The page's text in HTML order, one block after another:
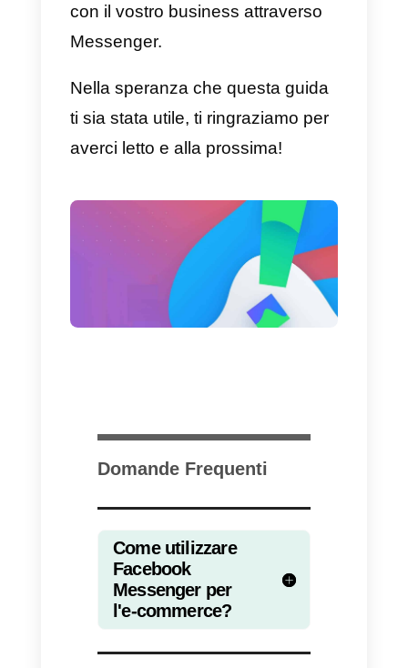
Consiglio: in base a diversi studi
di settore, l’opzione che nel
sembra performare meglio è la
combinazione di un messaggio
bottoni. Questa scelta è risultata
migliore delle F.A.Q. poiché
sembra che su alcuni device